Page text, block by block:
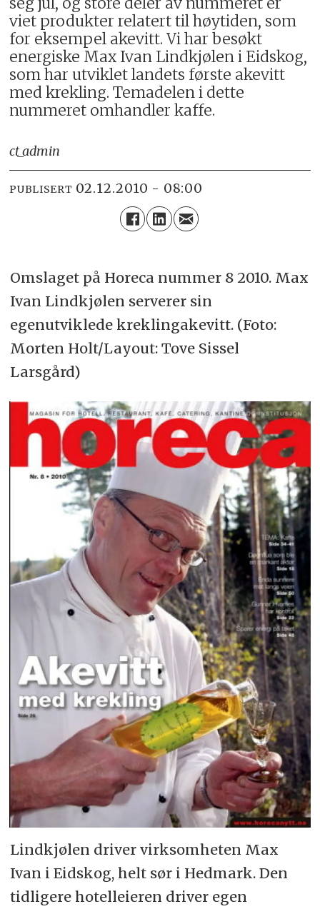
viet produkter relatert til høytiden, som
for eksempel akevitt. Vi har besøkt
energiske Max Ivan Lindkjølen i Eidskog,
som har utviklet landets første akevitt
med krekling. Temadelen i dette
nummeret omhandler kaffe.
ct_admin
PUBLISERT 02.12.2010 - 08:00
Omslaget på Horeca nummer 8 2010. Max
Ivan Lindkjølen serverer sin
egenutviklede kreklingakevitt. (Foto:
Morten Holt/Layout: Tove Sissel
Larsgård)
Lindkjølen driver virksomheten Max
Ivan i Eidskog, helt sør i Hedmark. Den
tidligere hotelleieren driver egen